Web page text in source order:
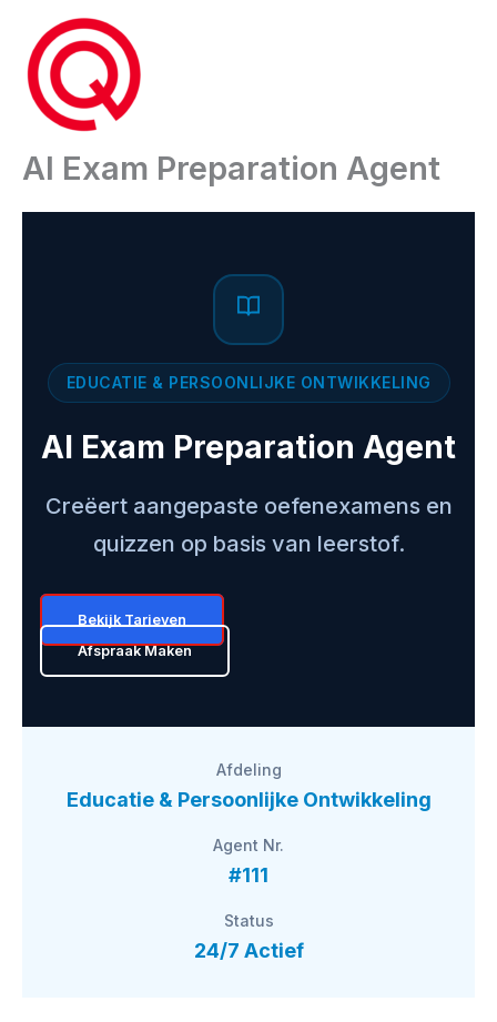
inhoud
AI Exam Preparation Agent
EDUCATIE & PERSOONLIJKE ONTWIKKELING
AI Exam Preparation Agent
Creëert aangepaste oefenexamens en
quizzen op basis van leerstof.
Bekijk Tarieven
Afspraak Maken
Afdeling
Educatie & Persoonlijke Ontwikkeling
Agent Nr.
#111
Status
24/7 Actief